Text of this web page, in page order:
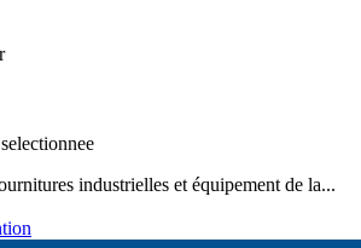
industrielles et équipement de la...